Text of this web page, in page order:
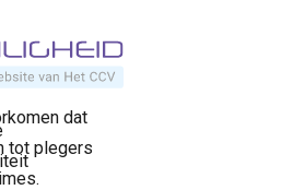
de startpagina
op
ernstig
gedrag
dat
tot plegers